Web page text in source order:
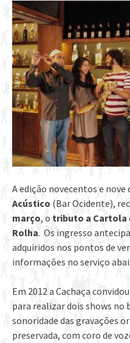
A edição novecentos e
Acústico (Bar Ocidente),
março, o tributo a Cartola
Rolha. Os ingresso
adquiridos nos pontos de
informações no serviço
Em 2012 a Cachaça
para realizar dois shows no
sonoridade das gravações
preservada, com coro de